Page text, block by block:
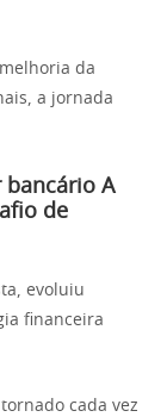
da
a jornada
bancário A
de
evoluiu
financeira
cada vez